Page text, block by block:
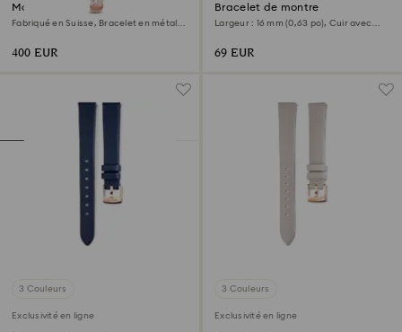
Montre Sublima bangle
Fabriqué en Suisse, Bracelet en métal,
400 EUR
Bracelet de montre
Largeur : 16 mm (0,63 po), Cuir avec
69 EUR
3 Couleurs
Exclusivité en ligne
3 Couleurs
Exclusivité en ligne